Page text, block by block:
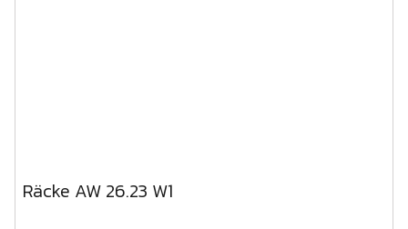
Räcke AW 26.23 W1